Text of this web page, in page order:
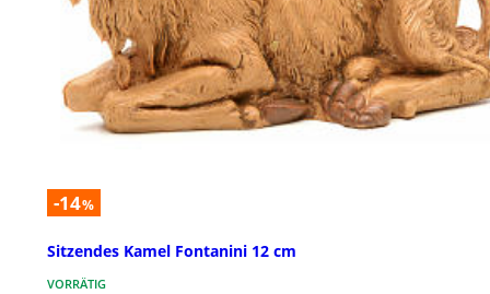
-14%
Sitzendes Kamel Fontanini 12 cm
VORRÄTIG